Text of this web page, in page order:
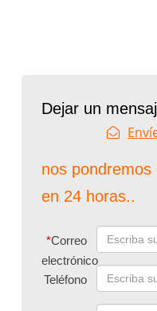
Dejar un
nos pondremos
en 24 horas..
*Correo
electrónico
Teléfono